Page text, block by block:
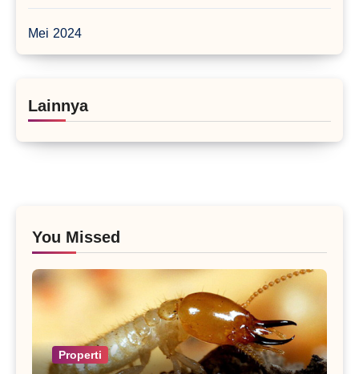
Mei 2024
Lainnya
You Missed
Properti